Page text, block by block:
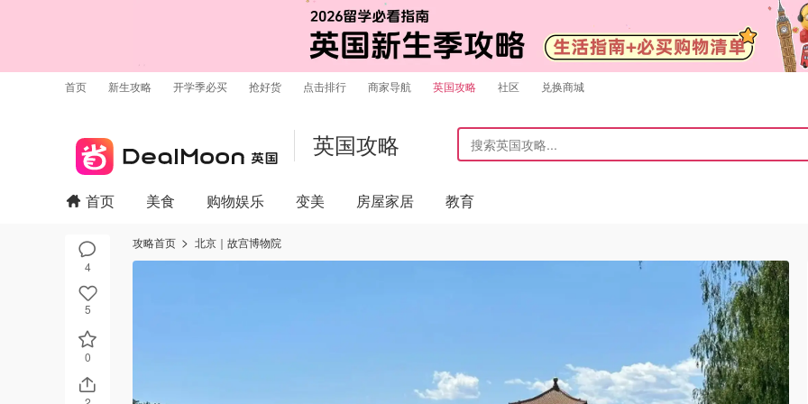
首页 新生攻略 开学季必买 抢好货 点击排行 商家导航 英国攻略 社区 兑换商城
英国攻略
4
5
0
首页 美食 购物娱乐 变美 房屋家居 教育
攻略首页 北京｜故宫博物院